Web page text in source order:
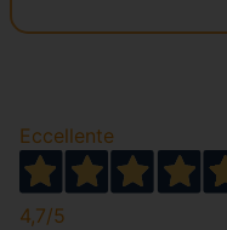
Eccellente
4,7/5